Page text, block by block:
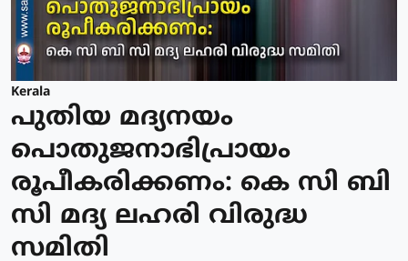
Kerala
പുതിയ മദ്യനയം
പൊതുജനാഭിപ്രായം
രൂപീകരിക്കണം: കെ സി ബി
സി മദ്യ ലഹരി വിരുദ്ധ
സമിതി